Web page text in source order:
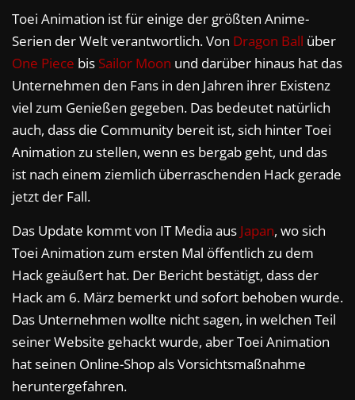
Toei Animation ist für einige der größten Anime-
Serien der Welt verantwortlich. Von Dragon Ball über
One Piece bis Sailor Moon und darüber hinaus hat das
Unternehmen den Fans in den Jahren ihrer Existenz
viel zum Genießen gegeben. Das bedeutet natürlich
auch, dass die Community bereit ist, sich hinter Toei
Animation zu stellen, wenn es bergab geht, und das
ist nach einem ziemlich überraschenden Hack gerade
jetzt der Fall.
Das Update kommt von IT Media aus Japan, wo sich
Toei Animation zum ersten Mal öffentlich zu dem
Hack geäußert hat. Der Bericht bestätigt, dass der
Hack am 6. März bemerkt und sofort behoben wurde.
Das Unternehmen wollte nicht sagen, in welchen Teil
seiner Website gehackt wurde, aber Toei Animation
hat seinen Online-Shop als Vorsichtsmaßnahme
heruntergefahren.